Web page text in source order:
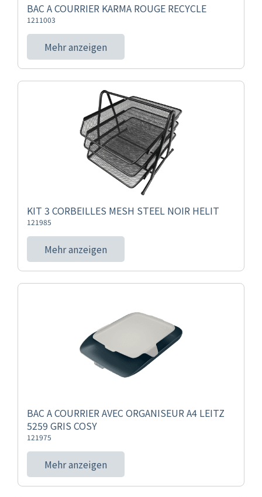
BAC A COURRIER KARMA ROUGE RECYCLE
1211003
Mehr anzeigen
KIT 3 CORBEILLES MESH STEEL NOIR HELIT
121985
Mehr anzeigen
BAC A COURRIER AVEC ORGANISEUR A4 LEITZ
5259 GRIS COSY
121975
Mehr anzeigen